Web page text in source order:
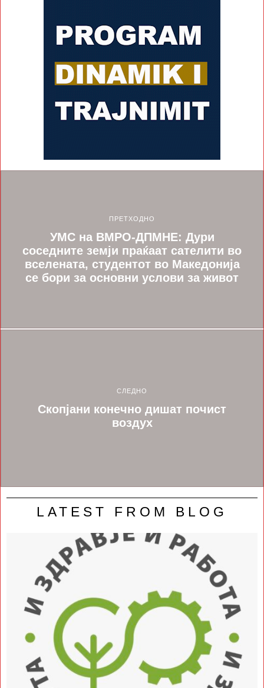
ПРЕТХОДНО
УМС на ВМРО-ДПМНЕ: Дури
соседните земји праќаат сателити во
вселената, студентот во Македонија
се бори за основни услови за живот
СЛЕДНО
Скопјани конечно дишат почист
воздух
LATEST FROM BLOG